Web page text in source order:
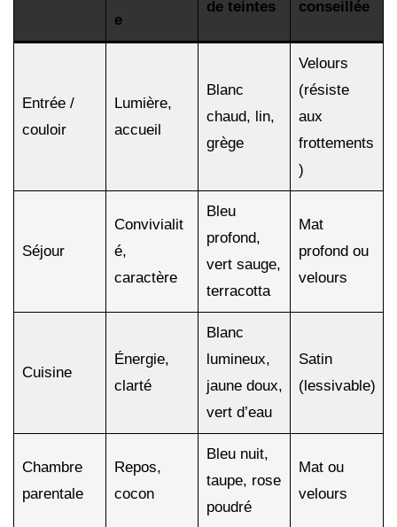
e
de teintes conseillée
Entrée /
couloir
Lumière,
accueil
Blanc
chaud, lin,
grège
Velours
(résiste
aux
frottements
)
Séjour
Convivialit
é,
caractère
Bleu
profond,
vert sauge,
terracotta
Mat
profond ou
velours
Cuisine
Énergie,
clarté
Blanc
lumineux,
jaune doux,
vert d’eau
Satin
(lessivable)
Chambre
parentale
Repos,
cocon
Bleu nuit,
taupe, rose
poudré
Mat ou
velours